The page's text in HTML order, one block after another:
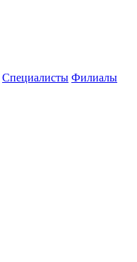
Специалисты Филиалы